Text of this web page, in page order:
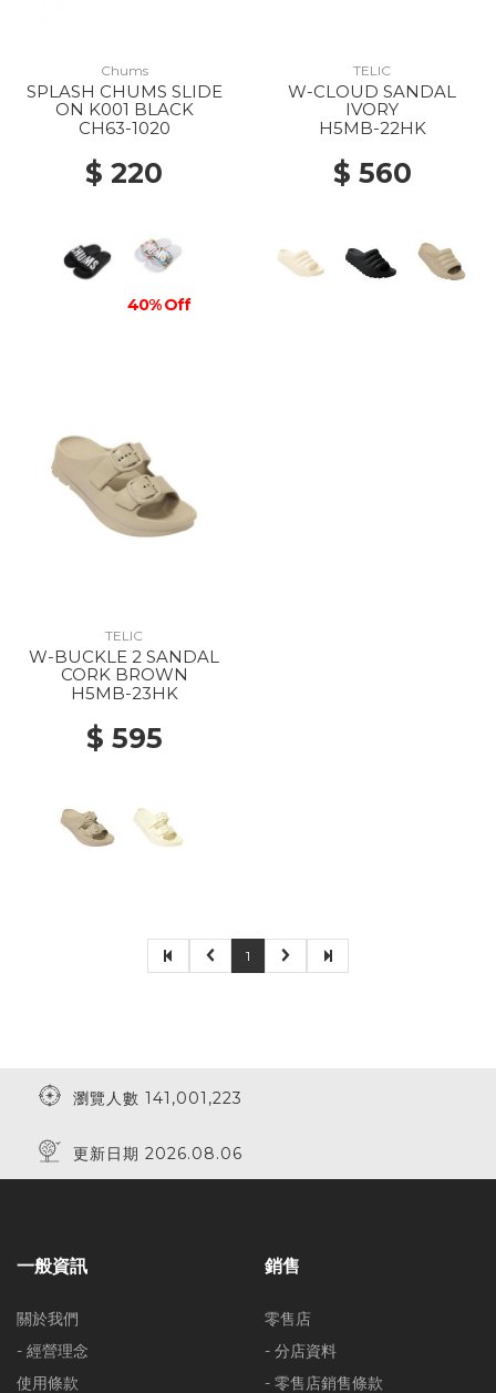
Chums
SPLASH CHUMS SLIDE
ON K001 BLACK
CH63-1020
$ 220
40% Off
TELIC
W-CLOUD SANDAL
IVORY
H5MB-22HK
$ 560
TELIC
W-BUCKLE 2 SANDAL
CORK BROWN
H5MB-23HK
$ 595
1
瀏覽人數 141,001,223
更新日期 2026.08.06
一般資訊
關於我們
- 經營理念
使用條款
銷售
零售店
- 分店資料
- 零售店銷售條款